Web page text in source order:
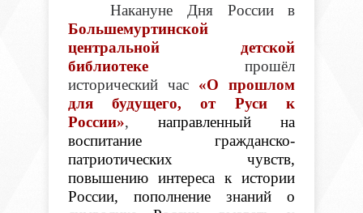
Накануне Дня России в
Большемуртинской
центральной детской
библиотекепрошёл
исторический час «О прошлом
для будущего, от Руси к
России», направленный на
воспитание гражданско-
патриотических чувств,
повышению интереса к истории
России, пополнение знаний о